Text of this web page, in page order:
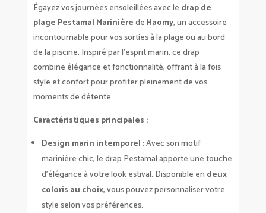
Égayez vos journées ensoleillées avec le drap de
plage Pestamal Marinièrede Haomy, un accessoire
incontournable pour vos sorties à la plage ou au bord
de la piscine. Inspiré par l’esprit marin, ce drap
combine élégance et fonctionnalité, offrant à la fois
style et confort pour profiter pleinement de vos
moments de détente.
Caractéristiques principales :
Design marin intemporel: Avec son motif
marinière chic, le drap Pestamal apporte une touche
d’élégance à votre look estival. Disponible en deux
coloris au choix, vous pouvez personnaliser votre
style selon vos préférences.